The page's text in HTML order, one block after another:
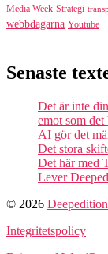
Media Week Strategi
webbdagarna Youtube
Senaste
Det är inte
emot som
AI gör det
Det stora
Det här med
Lever
© 2026
Integritetspolicy